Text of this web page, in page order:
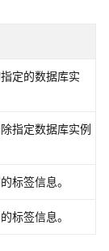
定的数据库实
指定数据库实例
标签信息。
标签信息。